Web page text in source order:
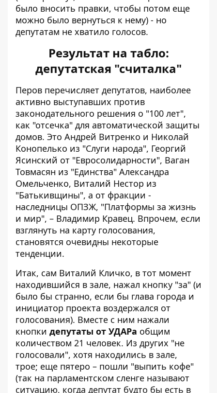
было вносить правки, чтобы потом еще
можно было вернуться к нему) - но
депутатам не хватило голосов.
Результат на табло:
депутатская "считалка"
Перов перечисляет депутатов, наиболее
активно выступавших против
законодательного решения о "100 лет",
как "отсечка" для автоматической защиты
домов. Это Андрей Витренко и Николай
Конопелько из "Слуги народа", Георгий
Ясинский от "Евросолидарности", Ваган
Товмасян из "Единства" Александра
Омельченко, Виталий Нестор из
"Батькивщины", а от фракции -
наследницы ОПЗЖ, "Платформы за жизнь
и мир", – Владимир Кравец. Впрочем, если
взглянуть на карту голосования,
становятся очевидны некоторые
тенденции.
Итак, сам Виталий Кличко, в тот момент
находившийся в зале, нажал кнопку "за" (и
было бы странно, если бы глава города и
инициатор проекта воздержался от
голосования). Вместе с ним нажали
кнопки депутаты от УДАРа общим
количеством 21 человек. Из других "не
голосовали", хотя находились в зале,
трое; еще пятеро – пошли "выпить кофе"
(так на парламентском сленге называют
ситуацию, когда депутат будто бы есть в